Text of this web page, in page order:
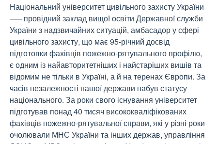
Національний університет цивільного захисту України
–— провідний заклад вищої освіти Державної служби
України з надзвичайних ситуацій, амбасадор у сфері
цивільного захисту, що має 95-річний досвід
підготовки фахівців пожежно-рятувального профілю,
є одним із найавторитетніших і найстаріших вишів та
відомим не тільки в Україні, а й на теренах Європи. За
часів незалежності нашої держави набув статусу
національного. За роки свого існування університет
підготував понад 40 тисяч висококваліфікованих
фахівців пожежно-рятувальної справи, які у різні роки
очолювали МНС України та інших держав, управління